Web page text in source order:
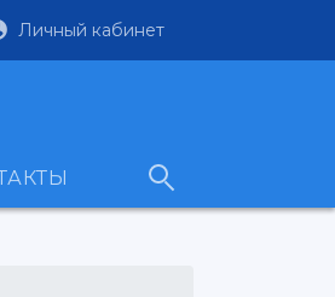
Личный кабинет